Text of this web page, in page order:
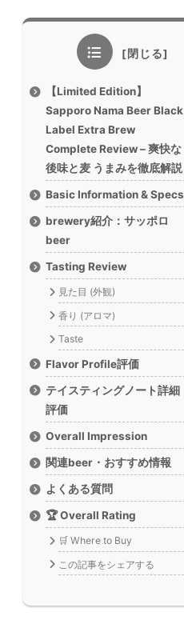
【Limited Edition】
Sapporo Nama Beer Black
Label Extra Brew
Complete Review – 爽快な
後味と麦 うまみを徹底解説
Basic Information & Specs
brewery紹介：サッポロ
beer
Tasting Review
見た目 (外観)
香り (アロマ)
Taste
Flavor Profile評価
テイスティングノート詳細
評価
Overall Impression
関連beer・おすすめ情報
よくある質問
🏆 Overall Rating
🛒 Where to Buy
この記事をシェアする